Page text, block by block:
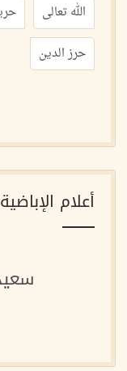
الله تعالى
حرز الدين
أعلام الإباضية